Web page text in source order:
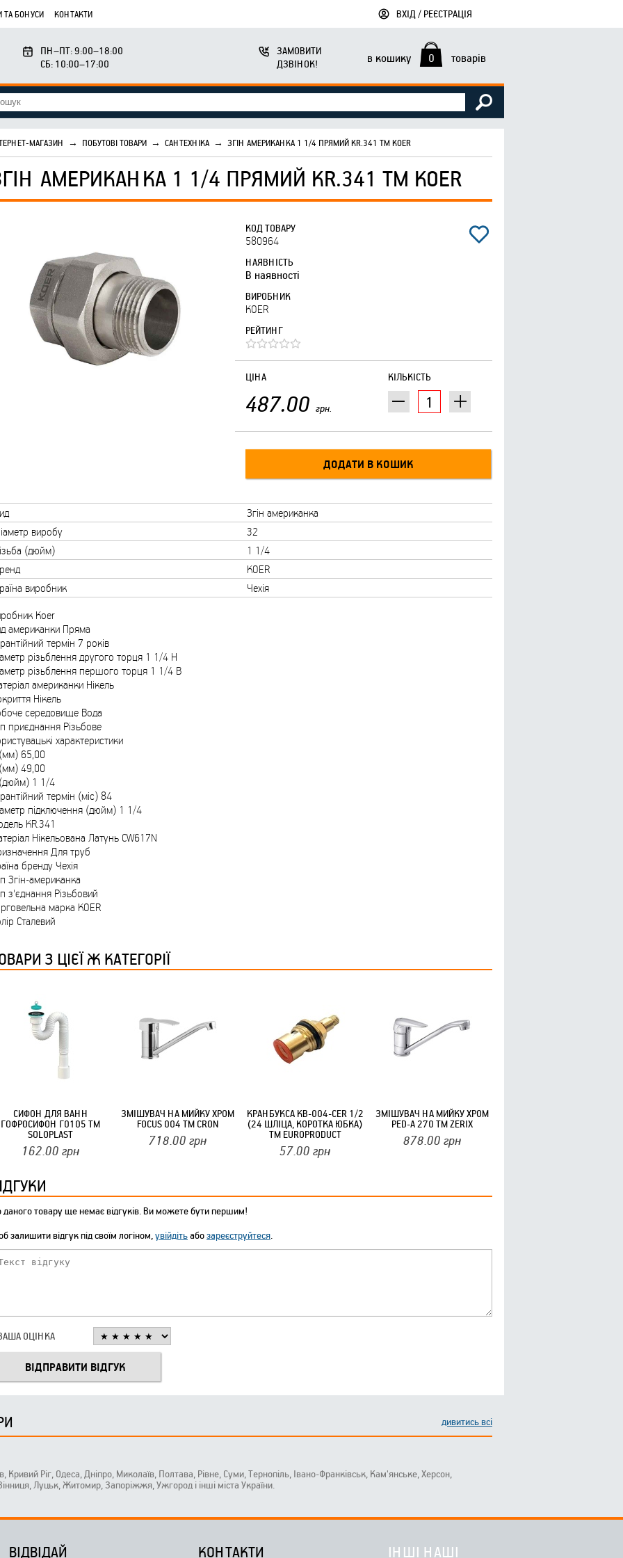
БОНУСИ КОНТАКТИ ВХІД / РЕЄСТРАЦІЯ
ПН–ПТ: 9:00–18:00
СБ: 10:00–17:00
ЗАМОВИТИ
ДЗВІНОК!
в кошику 0 товарів
FARGLASS
КОТИКИ (20ШТ/УП) ОФФ 82 ПАННОЧКА
КОТИКИ (20ШТ/УП) ОФФ 82 ПАННОЧКА
МАГАЗИН → ПОБУТОВІ ТОВАРИ → САНТЕХНІКА → ЗГІН АМЕРИКАНКА 1 1/4 ПРЯМИЙ KR.341 ТМ KOER
АМЕРИКАНКА 1 1/4 ПРЯМИЙ KR.341 ТМ KOER
КОД ТОВАРУ
580964
НАЯВНІСТЬ
В наявності
ВИРОБНИК
KOER
РЕЙТИНГ
КІЛЬКІСТЬ
ЦІНА
487.00 грн.
Згін американка
виробу
32
(дюйм)
1 1/4
KOER
виробник
Чехія
Koer
американки Пряма
термін 7 років
різьблення другого торця 1 1/4 Н
різьблення першого торця 1 1/4 В
американки Нікель
Нікель
середовище Вода
приєднання Різьбове
характеристики
65,00
49,00
1 1/4
термін (міс) 84
підключення (дюйм) 1 1/4
KR.341
Нікельована Латунь CW617N
Для труб
бренду Чехія
Згін-американка
з'єднання Різьбовий
марка KOER
Сталевий
З ЦІЄЇ Ж КАТЕГОРІЇ
СИФОН ДЛЯ ВАНН
ГОФРОСИФОН Г0105 ТМ
SOLOPLAST
162.00 грн
ЗМІШУВАЧ НА МИЙКУ ХРОМ
FOCUS 004 ТМ CRON
718.00 грн
КРАНБУКСА KB-004-CER 1/2
(24 ШЛІЦА, КОРОТКА ЮБКА)
ТМ EUROPRODUCT
57.00 грн
ЗМІШУВАЧ НА МИЙКУ ХРОМ
PED-A 270 ТМ ZERIX
878.00 грн
даного товару ще немає відгуків. Ви можете бути першим!
залишити відгук під своїм логіном,увійдітьабозареєструйтеся.
ОЦІНКА
дивитись всі
Кривий Ріг, Одеса, Дніпро, Миколаїв, Полтава, Рівне, Суми, Тернопіль, Івано-Франківськ, Кам'янське, Херсон,
Луцьк, Житомир, Запоріжжя, Ужгород і інші міста України.
ВІДВІДАЙ КОНТАКТИ ІНШІ НАШІ